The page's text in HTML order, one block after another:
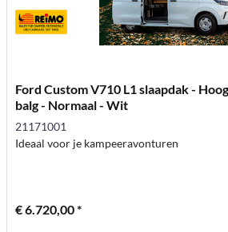
Ford Custom V710 L1 slaapdak -
balg - Normaal - Wit
21171001
Ideaal voor je kampeeravonturen
€ 6.720,00 *